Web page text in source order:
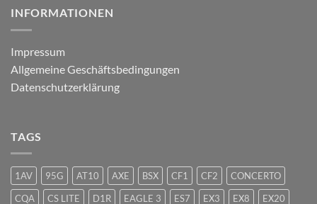
INFORMATIONEN
Impressum
Allgemeine Geschäftsbedingungen
Datenschutzerklärung
TAGS
1AV 95G AT10 AXE BSX CF1 CF2
CONCERTO
CQA
CS LITE D1R EAGLE 3 ES7 EX3 EX8 EX20